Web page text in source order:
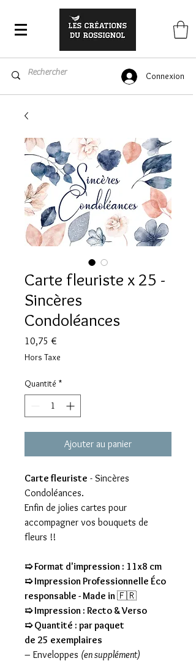
Connexion
Carte fleuriste x 25 -
Sincères
Condoléances
10,75 €
Hors Taxe
Quantité *
Ajouter au panier
Carte fleuriste - Sincères
Condoléances.
Enfin de jolies cartes pour
accompagner vos bouquets de
fleurs !!
➯ Format d'impression : 11x8 cm
➯ Impression Professionnelle Éco
responsable - Made in🇫🇷
➯ Impression : Recto & Verso
➯ Quantité : par paquet
de 25 exemplaires
– Enveloppes (en supplément)